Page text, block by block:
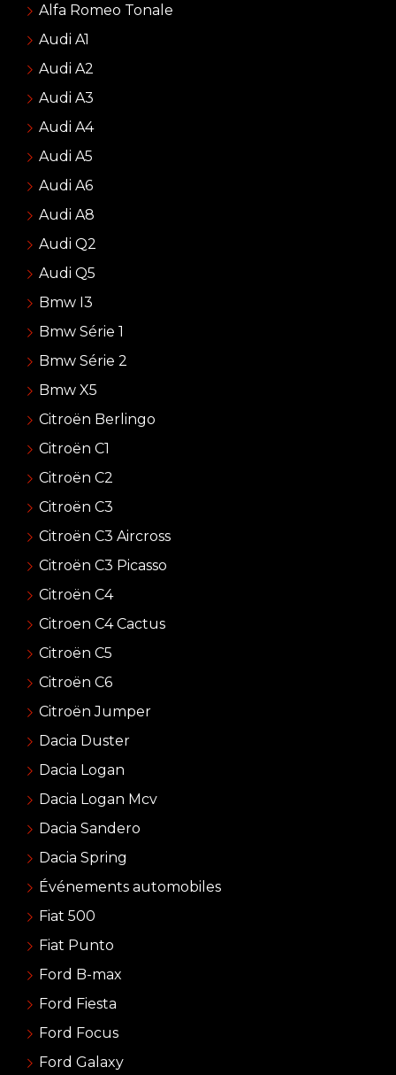
Alfa Romeo Tonale
Audi A1
Audi A2
Audi A3
Audi A4
Audi A5
Audi A6
Audi A8
Audi Q2
Audi Q5
Bmw I3
Bmw Série 1
Bmw Série 2
Bmw X5
Citroën Berlingo
Citroën C1
Citroën C2
Citroën C3
Citroën C3 Aircross
Citroën C3 Picasso
Citroën C4
Citroen C4 Cactus
Citroën C5
Citroën C6
Citroën Jumper
Dacia Duster
Dacia Logan
Dacia Logan Mcv
Dacia Sandero
Dacia Spring
Événements automobiles
Fiat 500
Fiat Punto
Ford B-max
Ford Fiesta
Ford Focus
Ford Galaxy